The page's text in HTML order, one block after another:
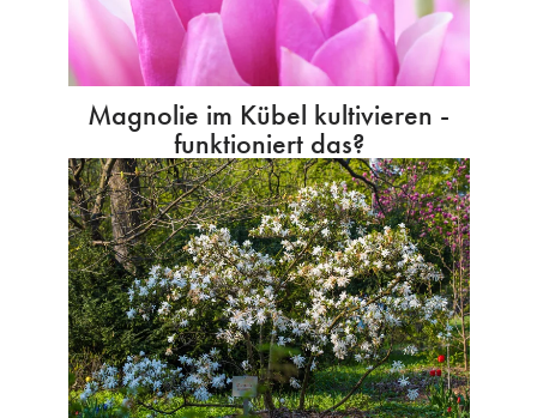
Magnolie im Kübel kultivieren -
funktioniert das?